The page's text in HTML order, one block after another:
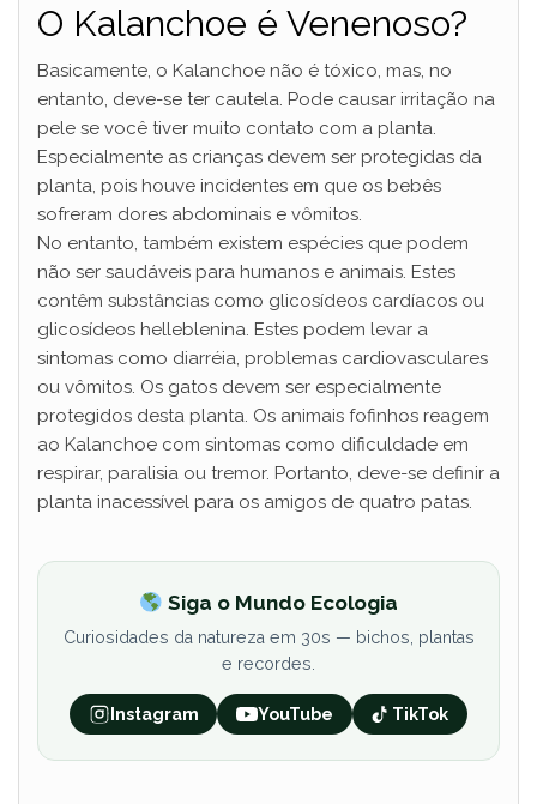
O Kalanchoe é Venenoso?
Basicamente, o Kalanchoe não é tóxico, mas, no
entanto, deve-se ter cautela. Pode causar irritação na
pele se você tiver muito contato com a planta.
Especialmente as crianças devem ser protegidas da
planta, pois houve incidentes em que os bebês
sofreram dores abdominais e vômitos.
No entanto, também existem espécies que podem
não ser saudáveis ​​para humanos e animais. Estes
contêm substâncias como glicosídeos cardíacos ou
glicosídeos helleblenina. Estes podem levar a
sintomas como diarréia, problemas cardiovasculares
ou vômitos. Os gatos devem ser especialmente
protegidos desta planta. Os animais fofinhos reagem
ao Kalanchoe com sintomas como dificuldade em
respirar, paralisia ou tremor. Portanto, deve-se definir a
planta inacessível para os amigos de quatro patas.
Siga o Mundo Ecologia
Curiosidades da natureza em 30s — bichos, plantas
e recordes.
Instagram YouTube TikTok